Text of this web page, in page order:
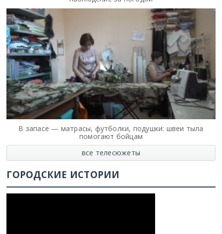
В запасе — матрасы, футболки, подушки: швеи тыла
помогают бойцам
все телесюжеты
ГОРОДСКИЕ ИСТОРИИ